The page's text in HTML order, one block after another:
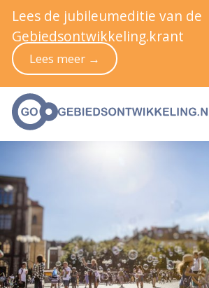
Lees de jubileumeditie van de
Gebiedsontwikkeling.krant
Lees meer →